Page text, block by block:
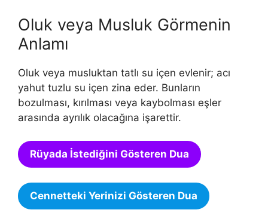
Oluk veya Musluk Görmenin
Anlamı
Oluk veya musluktan tatlı su içen evlenir; acı
yahut tuzlu su içen zina eder. Bunların
bozulması, kırılması veya kaybolması eşler
arasında ay­rılık olacağına işarettir.
Rüyada İstediğini Gösteren Dua
Cennetteki Yerinizi Gösteren Dua